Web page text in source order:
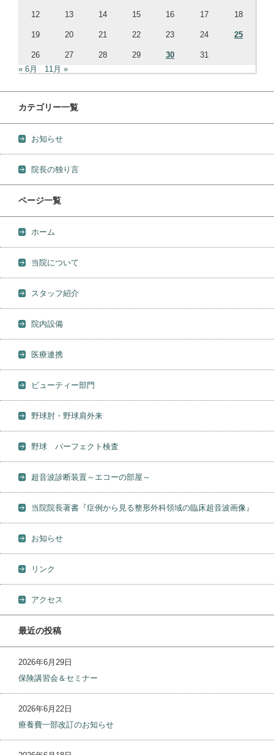
12 13 14 15 16 17 18
19 20 21 22 23 24 25
26 27 28 29 30
31
« 6月
11月 »
カテゴリー一覧
お知らせ
院長の独り言
ページ一覧
ホーム
当院について
スタッフ紹介
院内設備
医療連携
ビューティー部門
野球肘・野球肩外来
野球 パーフェクト検査
超音波診断装置～エコーの部屋～
当院院長著書『症例から見る整形外科領域の臨床超音波画像』
お知らせ
リンク
アクセス
最近の投稿
2026年6月29日
保険講習会＆セミナー
2026年6月22日
療養費一部改訂のお知らせ